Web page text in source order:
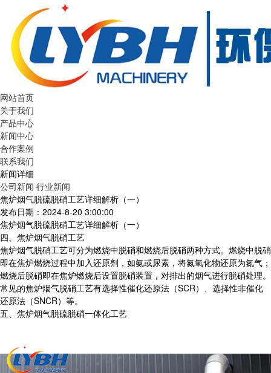
网站首页
关于我们
产品中心
新闻中心
合作案例
联系我们
新闻详细
公司新闻 行业新闻
焦炉烟气脱硫脱硝工艺详细解析（一）
发布日期：2024-8-20 3:00:00
焦炉烟气脱硫脱硝工艺详细解析（一）
四、焦炉烟气脱硝工艺
焦炉烟气脱硝工艺可分为燃烧中脱硝和燃烧后脱硝两种方式。燃烧中脱硝
即在焦炉燃烧过程中加入还原剂，如氨或尿素，将氮氧化物还原为氮气；
燃烧后脱硝即在焦炉燃烧后设置脱硝装置，对排出的烟气进行脱硝处理。
常见的焦炉烟气脱硝工艺有选择性催化还原法（SCR）、选择性非催化
还原法（SNCR）等。
五、焦炉烟气脱硫脱硝一体化工艺